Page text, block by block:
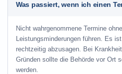
Was passiert, wenn ich einen
Nicht wahrgenommene Termine
Leistungsminderungen führen. Es
rechtzeitig abzusagen. Bei
Gründen sollte die Behörde vor Ort
werden.